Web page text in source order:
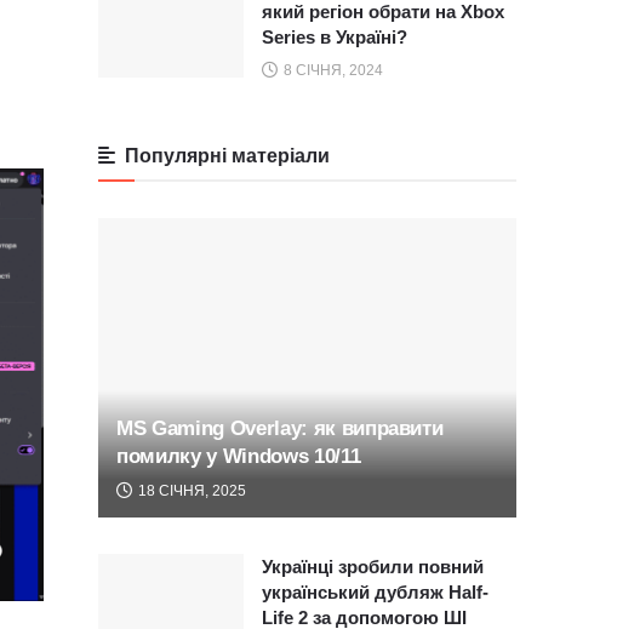
який регіон обрати на Xbox
Series в Україні?
8 СІЧНЯ, 2024
Популярні матеріали
MS Gaming Overlay: як виправити
помилку у Windows 10/11
18 СІЧНЯ, 2025
Українці зробили повний
український дубляж Half-
Life 2 за допомогою ШІ